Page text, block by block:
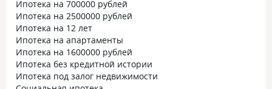
Ипотека на 700000 рублей
Ипотека на 2500000 рублей
Ипотека на 12 лет
Ипотека на апартаменты
Ипотека на 1600000 рублей
Ипотека без кредитной истории
Ипотека под залог недвижимости